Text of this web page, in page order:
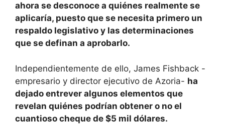
ahora se desconoce a quiénes realmente se
aplicaría, puesto que se necesita primero un
respaldo legislativo y las determinaciones
que se definan a aprobarlo.
Independientemente de ello, James Fishback -
empresario y director ejecutivo de Azoria- ha
dejado entrever algunos elementos que
revelan quiénes podrían obtener o no el
cuantioso cheque de $5 mil dólares.